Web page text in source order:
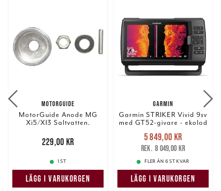
MOTORGUIDE
MotorGuide Anode MG
Xi5/XI3 Saltvatten.
229,00 kr
229,00 kr
1 ST
LÄGG I VARUKORGEN
GARMIN
Garmin STRIKER Vivid 9sv
med GT52-givare - ekolod
Nuvarande pris
5 849,00 krTidigare pris
8 049,00 kr
5 849,00 kr
8 049,00 kr
FLER ÄN 6 ST KVAR
LÄGG I VARUKORGEN